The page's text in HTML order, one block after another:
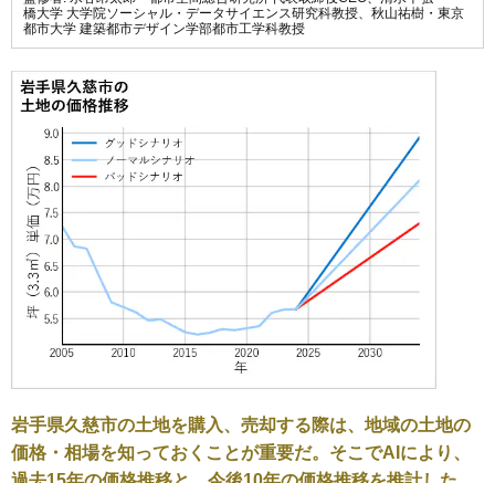
橋大学 大学院ソーシャル・データサイエンス研究科教授、 秋山祐樹・東京
都市大学 建築都市デザイン学部都市工学科教授
岩手県久慈市の土地を購入、売却する際は、地域の土地の
価格・相場を知っておくことが重要だ。そこでAIにより、